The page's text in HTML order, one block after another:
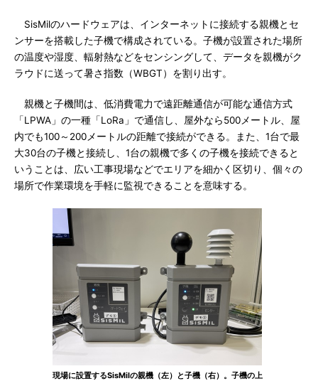
SisMilのハードウェアは、インターネットに接続する親機とセ
ンサーを搭載した子機で構成されている。子機が設置された場所
の温度や湿度、輻射熱などをセンシングして、データを親機がク
ラウドに送って暑さ指数（WBGT）を割り出す。
親機と子機間は、低消費電力で遠距離通信が可能な通信方式
「LPWA」の一種「LoRa」で通信し、屋外なら500メートル、屋
内でも100～200メートルの距離で接続ができる。また、1台で最
大30台の子機と接続し、1台の親機で多くの子機を接続できると
いうことは、広い工事現場などでエリアを細かく区切り、個々の
場所で作業環境を手軽に監視できることを意味する。
現場に設置するSisMilの親機（左）と子機（右）。子機の上